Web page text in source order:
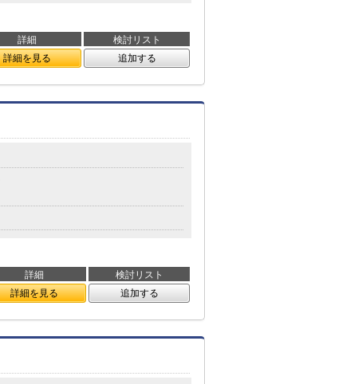
詳細
検討リスト
詳細を見る 追加する
詳細
検討リスト
詳細を見る 追加する